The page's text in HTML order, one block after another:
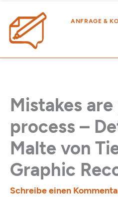
Inhalt
springen
ANFRAGE &
Mistakes
process –
Malte von
Graphic
Schreibe einen